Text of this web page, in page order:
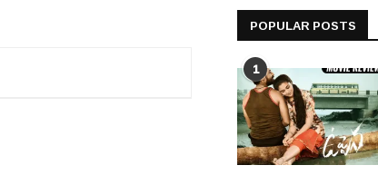
POPULAR POSTS
1